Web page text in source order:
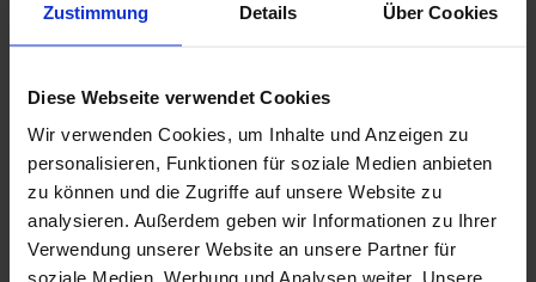
Zustimmung Details Über Cookies
Diese Webseite verwendet Cookies
Wir verwenden Cookies, um Inhalte und Anzeigen zu
personalisieren, Funktionen für soziale Medien anbieten
zu können und die Zugriffe auf unsere Website zu
analysieren. Außerdem geben wir Informationen zu Ihrer
Verwendung unserer Website an unsere Partner für
soziale Medien, Werbung und Analysen weiter. Unsere